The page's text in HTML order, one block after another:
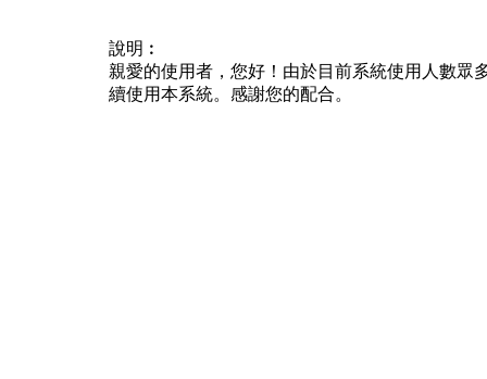
說明︰
親愛的使用者，您好！由於目前系統使用人數眾
續使用本系統。感謝您的配合。